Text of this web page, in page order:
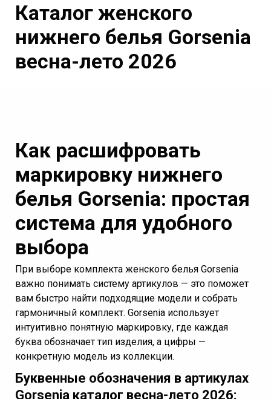
Каталог женского
нижнего белья Gorsenia
весна-лето 2026
Как расшифровать
маркировку нижнего
белья Gorsenia: простая
система для удобного
выбора
При выборе комплекта женского белья Gorsenia
важно понимать систему артикулов — это поможет
вам быстро найти подходящие модели и собрать
гармоничный комплект. Gorsenia использует
интуитивно понятную маркировку, где каждая
буква обозначает тип изделия, а цифры —
конкретную модель из коллекции.
Буквенные обозначения в артикулах
Gorsenia каталог весна-лето 2026: